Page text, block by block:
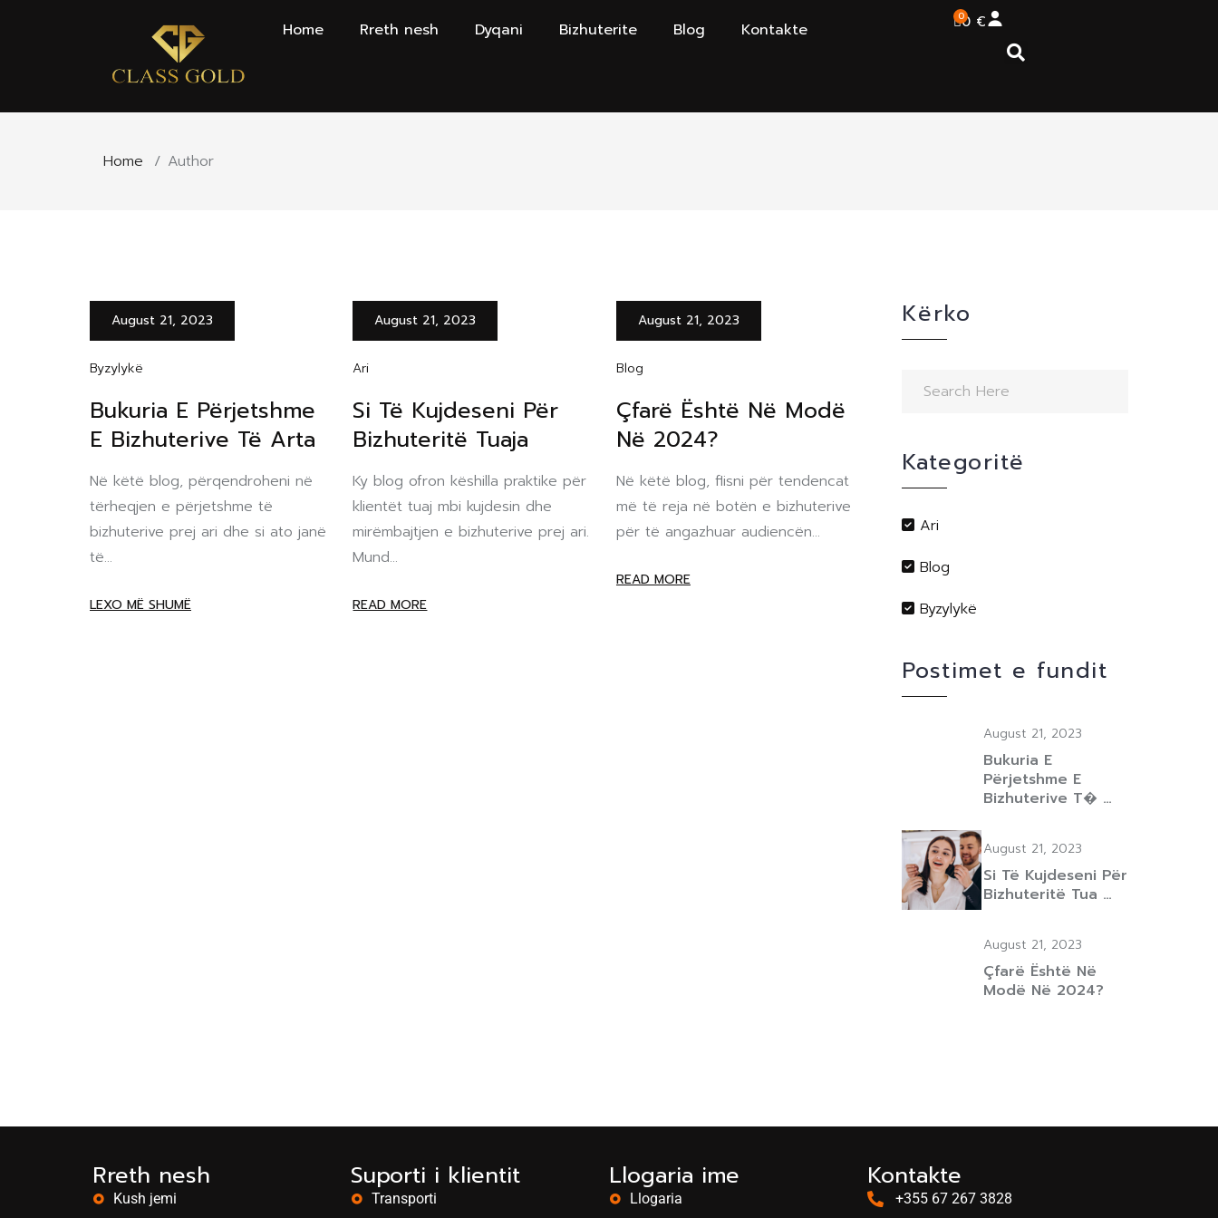
Home Rreth nesh Dyqani Bizhuterite Blog Kontakte 0 €
0
Home / Author
August 21, 2023
Byzylykë
Bukuria E Përjetshme
E Bizhuterive Të Arta
Në këtë blog, përqendroheni në
tërheqjen e përjetshme të
bizhuterive prej ari dhe si ato janë
të...
LEXO MË SHUMË
August 21, 2023
Ari
Si Të Kujdeseni Për
Bizhuteritë Tuaja
Ky blog ofron këshilla praktike për
klientët tuaj mbi kujdesin dhe
mirëmbajtjen e bizhuterive prej ari.
Mund...
READ MORE
August 21, 2023
Blog
Çfarë Është Në Modë
Në 2024?
Në këtë blog, flisni për tendencat
më të reja në botën e bizhuterive
për të angazhuar audiencën...
READ MORE
Kërko
Kategoritë
Ari
Blog
Byzylykë
Postimet e fundit
August 21, 2023
Bukuria E
Përjetshme E
Bizhuterive T� …
August 21, 2023
Si Të Kujdeseni Për
Bizhuteritë Tua …
August 21, 2023
Çfarë Është Në
Modë Në 2024?
Rreth nesh
Kush jemi
Suporti i klientit
Transporti
Llogaria ime
Llogaria
Kontakte
+355 67 267 3828